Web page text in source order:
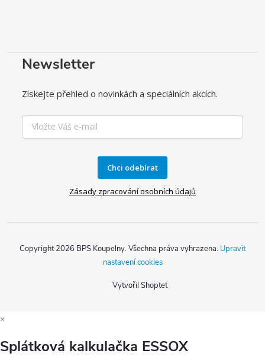
Newsletter
Získejte přehled o novinkách a speciálních akcích.
Chci odebírat
Zásady zpracování osobních údajů
Vytvořil Shoptet
Copyright 2026 BPS Koupelny. Všechna práva vyhrazena. Upravit
nastavení cookies
×
Splátková kalkulačka ESSOX